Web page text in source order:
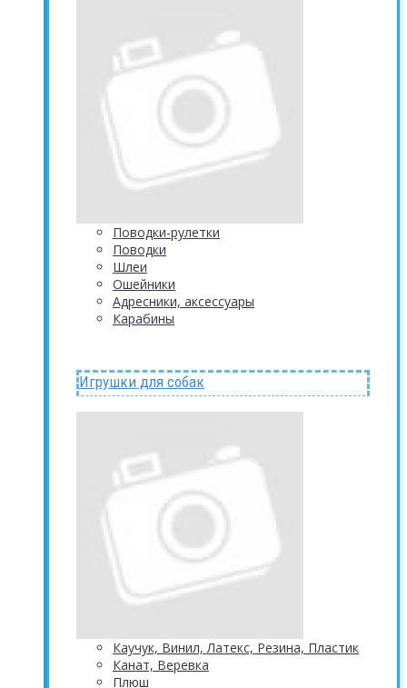
Поводки-рулетки
Поводки
Шлеи
Ошейники
Адресники, аксессуары
Карабины
Игрушки для собак
Каучук, Винил, Латекс, Резина, Пластик
Канат, Веревка
Плюш